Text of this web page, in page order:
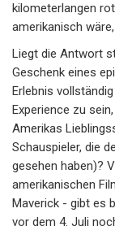
kilometerlangen
amerikanisch
Liegt die Antwort
Geschenk eines
Erlebnis
Experience zu
Amerikas
Schauspieler, die
gesehen haben)?
amerikanischen
Maverick - gibt es
vor dem 4. Juli